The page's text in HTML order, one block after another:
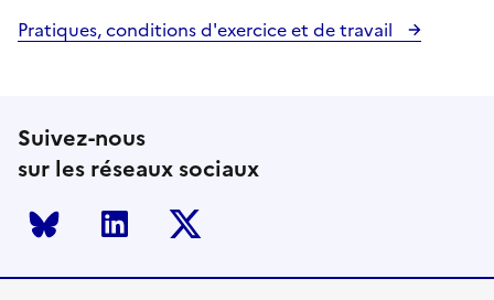
Pratiques, conditions d'exercice et de travail
Suivez-nous
sur les réseaux sociaux
Bluesky LinkedIn